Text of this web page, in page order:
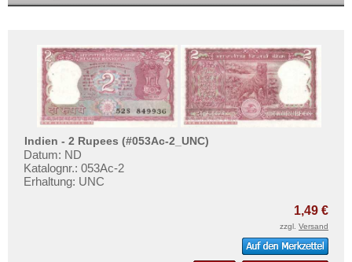
Indien - 2 Rupees (#053Ac-2_UNC)
Datum: ND
Katalognr.: 053Ac-2
Erhaltung: UNC
1,49 €
zzgl. Versand